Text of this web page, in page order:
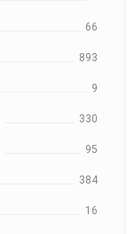
66
893
9
330
95
384
16